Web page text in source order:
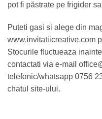
pot fi păstrate pe frigider
Puteti gasi si alege din
www.invitatiicreative.com
Stocurile fluctueaza
contactati via e-mail
telefonic/whatsapp 0756
chatul site-ului.